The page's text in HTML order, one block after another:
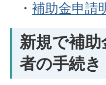
・ 補助金申請
新規で補
者の手続き